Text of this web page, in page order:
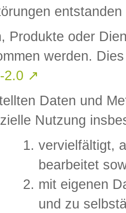
Produkte oder
werden.
2.0 ↗
Daten und
Nutzung
vervielfältigt,
bearbeitet
mit eigenen
und zu